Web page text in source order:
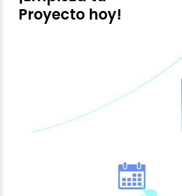
Proyecto hoy!